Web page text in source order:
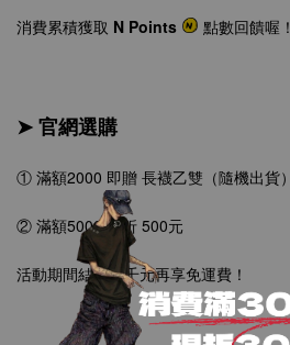
消費累積獲取 N Points 點數回饋喔！
➤ 官網選購
① 滿額2000 即贈 長襪乙雙（隨機出貨）
② 滿額5000 現折 500元
活動期間結帳滿千元再享免運費！